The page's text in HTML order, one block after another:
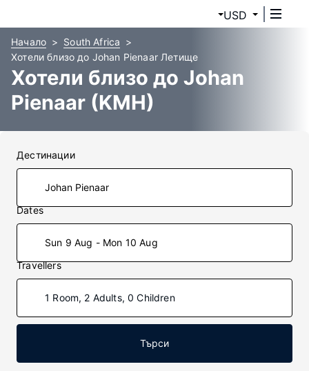
USD
Начало
South Africa
Хотели близо до Johan Pienaar Летище
Хотели близо до Johan
Pienaar (KMH)
Дестинации
Dates
Sun 9 Aug - Mon 10 Aug
Travellers
1 Room, 2 Adults, 0 Children
Търси